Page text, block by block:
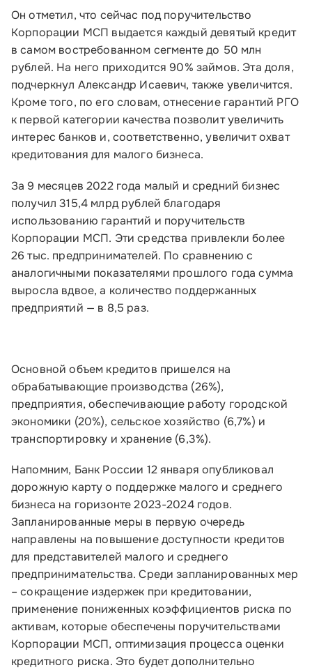
Малому и среднему бизнесу
Банкам и финансовым организациям
Инфраструктуре поддержки
Блог
Контакты
Соцсети
Время работы:
по будням с 10:00 до 19:00
Почтовый адрес:
стр.1
Обратиться в Корпорацию
Он отметил, что сейчас под поручительство
Корпорации МСП выдается каждый девятый кредит
в самом востребованном сегменте до 50 млн
рублей. На него приходится 90% займов. Эта доля,
подчеркнул Александр Исаевич, также увеличится.
Кроме того, по его словам, отнесение гарантий РГО
к первой категории качества позволит увеличить
интерес банков и, соответственно, увеличит охват
кредитования для малого бизнеса.
За 9 месяцев 2022 года малый и средний бизнес
получил 315,4 млрд рублей благодаря
использованию гарантий и поручительств
Корпорации МСП. Эти средства привлекли более
26 тыс. предпринимателей. По сравнению с
аналогичными показателями прошлого года сумма
выросла вдвое, а количество поддержанных
предприятий — в 8,5 раз.
Основной объем кредитов пришелся на
обрабатывающие производства (26%),
предприятия, обеспечивающие работу городской
экономики (20%), сельское хозяйство (6,7%) и
транспортировку и хранение (6,3%).
Напомним, Банк России 12 января опубликовал
дорожную карту о поддержке малого и среднего
бизнеса на горизонте 2023-2024 годов.
Запланированные меры в первую очередь
направлены на повышение доступности кредитов
для представителей малого и среднего
предпринимательства. Среди запланированных мер
– сокращение издержек при кредитовании,
применение пониженных коэффициентов риска по
активам, которые обеспечены поручительствами
Корпорации МСП, оптимизация процесса оценки
кредитного риска. Это будет дополнительно